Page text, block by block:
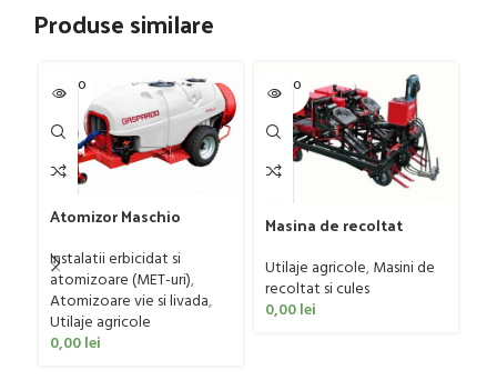
Produse similare
SOLD O
UT
Atomizor Maschio
Avant 1000/800/121 E
Instalatii erbicidat si
atomizoare (MET-uri),
Atomizoare vie si livada,
Utilaje agricole
0,00lei
SOLD O
UT
Masina de recoltat
sistem de prindere
ERME model RL 2, 70 CP
Utilaje agricole,Masini de
recoltat si cules
0,00lei